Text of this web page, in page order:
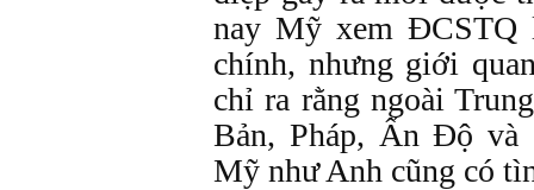
nay Mỹ xem ĐCSTQ
chính, nhưng giới
chỉ ra rằng ngoài
Bản, Pháp, Ấn Độ và
Mỹ như Anh cũng có